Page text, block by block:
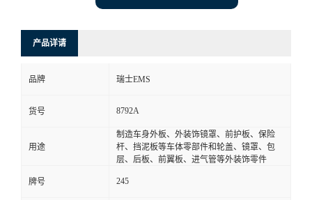
产品详请
品牌 瑞士EMS
货号 8792A
用途
制造车身外板、外装饰镜罩、前护板、保险
杆、挡泥板等车体零部件和轮盖、镜罩、包
层、后板、前翼板、进气管等外装饰零件
牌号 245